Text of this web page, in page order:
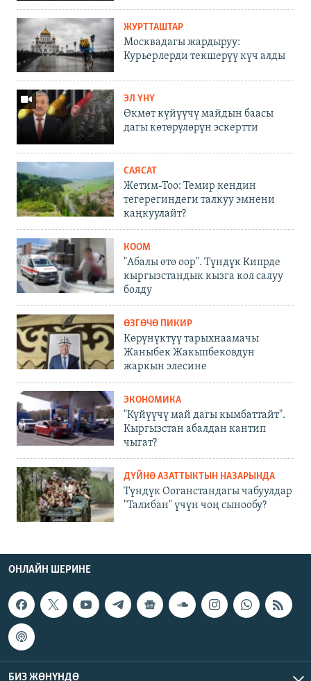
ЖУРТТАШТАР
Москвадагы жардыруу:
Курьерлерди текшерүү күч алды
ЭЛ ҮНҮ
Өкмөт күйүүчү майдын баасы
дагы көтөрүлөрүн эскертти
САЯСАТ
Жетим-Тоо: Темир кендин
тегерегиндеги талкуу эмнени
каңкуулайт?
КООМ
"Абалы өтө оор". Түндүк Кипрде
кыргызстандык кызга кол салуу
болду
ӨЗГӨЧӨ ПИКИР
Көрүнүктүү тарыхнаамачы
Жаныбек Жакыпбековдун
жаркын элесине
ЭКОНОМИКА
"Күйүүчү май дагы кымбаттайт".
Кыргызстан абалдан кантип
чыгат?
ДҮЙНӨ АЗАТТЫКТЫН НАЗАРЫНДА
Түндүк Ооганстандагы чабуулдар
"Талибан" үчүн чоң сынообу?
ОНЛАЙН ШЕРИНЕ
БИЗ ЖӨНҮНДӨ